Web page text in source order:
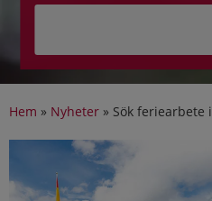
Hem » Nyheter » Sök feriearbete